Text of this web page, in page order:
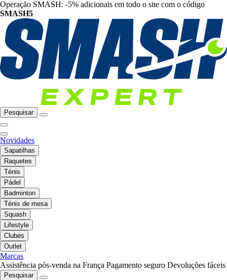
Operação SMASH: -5% adicionais em todo o site com o código
SMASH5
Pesquisar
Novidades
Sapatilhas
Raquetes
Ténis
Pádel
Badminton
Ténis de mesa
Squash
Lifestyle
Clubes
Outlet
Marcas
Assistência pós-venda na França Pagamento seguro Devoluções fáceis
Pesquisar